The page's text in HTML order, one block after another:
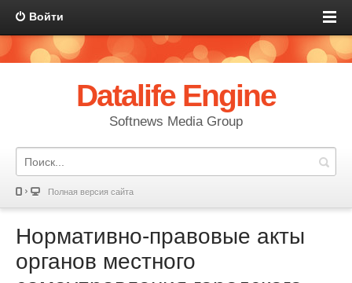
Войти
Datalife Engine
Softnews Media Group
Полная версия сайта
Нормативно-правовые акты
органов местного